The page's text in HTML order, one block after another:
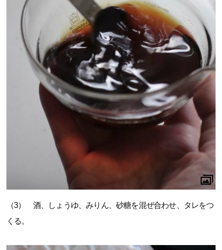
（3） 酒、しょうゆ、みりん、砂糖を混ぜ合わせ、タレをつ
くる。